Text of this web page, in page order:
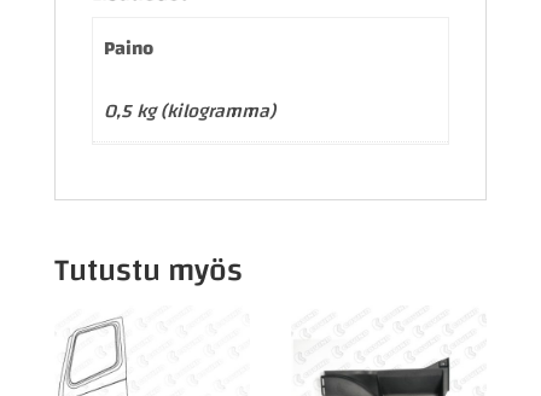
Paino
0,5 kg (kilogramma)
Tutustu myös